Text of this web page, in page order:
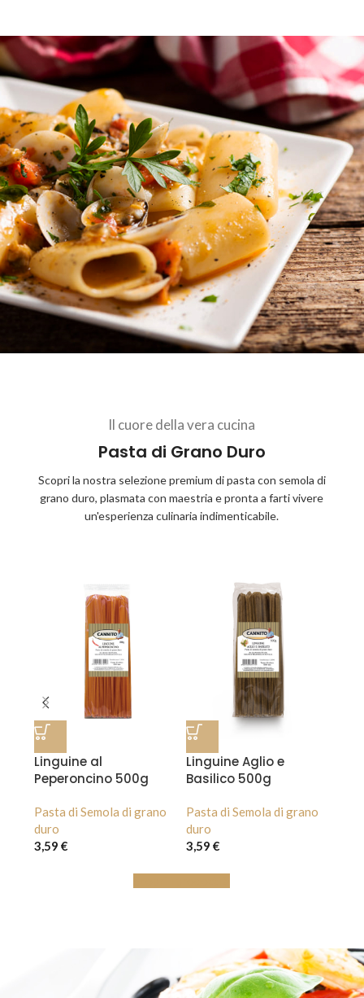
Il cuore della vera cucina
Pasta di Grano Duro
Scopri la nostra selezione premium di pasta con semola di
grano duro, plasmata con maestria e pronta a farti vivere
un'esperienza culinaria indimenticabile.
Linguine al
Peperoncino 500g
Pasta di Semola di grano
duro
3,59 €
Linguine Aglio e
Basilico 500g
Pasta di Semola di grano
duro
3,59€